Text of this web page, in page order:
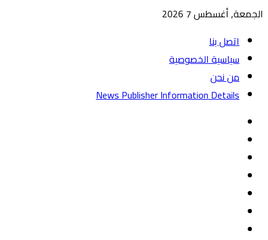
الجمعة, أغسطس 7 2026
اتصل بنا
سياسية الخصوصية
من نحن
News Publisher Information Details